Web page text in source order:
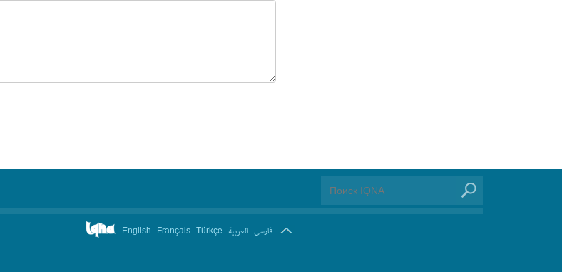
English . Français . Türkçe . العربیة . فارسی